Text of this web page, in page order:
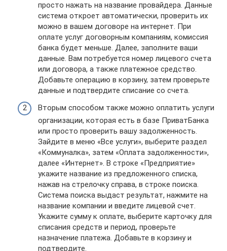
просто нажать на название провайдера. Данные
система откроет автоматически, проверить их
можно в вашем договоре на интернет. При
оплате услуг договорным компаниям, комиссия
банка будет меньше. Далее, заполните ваши
данные. Вам потребуется номер лицевого счета
или договора, а также платежное средство.
Добавьте операцию в корзину, затем проверьте
данные и подтвердите списание со счета.
Вторым способом также можно оплатить услуги
организации, которая есть в базе ПриватБанка
или просто проверить вашу задолженность.
Зайдите в меню «Все услуги», выберите раздел
«Коммуналка», затем «Оплата задолженности»,
далее «Интернет». В строке «Предприятие»
укажите название из предложенного списка,
нажав на стрелочку справа, в строке поиска.
Система поиска выдаст результат, нажмите на
название компании и введите лицевой счет.
Укажите сумму к оплате, выберите карточку для
списания средств и период, проверьте
назначение платежа. Добавьте в корзину и
подтвердите.